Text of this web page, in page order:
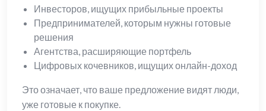
Инвесторов, ищущих прибыльные проекты
Предпринимателей, которым нужны готовые
решения
Агентства, расширяющие портфель
Цифровых кочевников, ищущих онлайн-доход
Это означает, что ваше предложение видят люди,
уже готовые к покупке.